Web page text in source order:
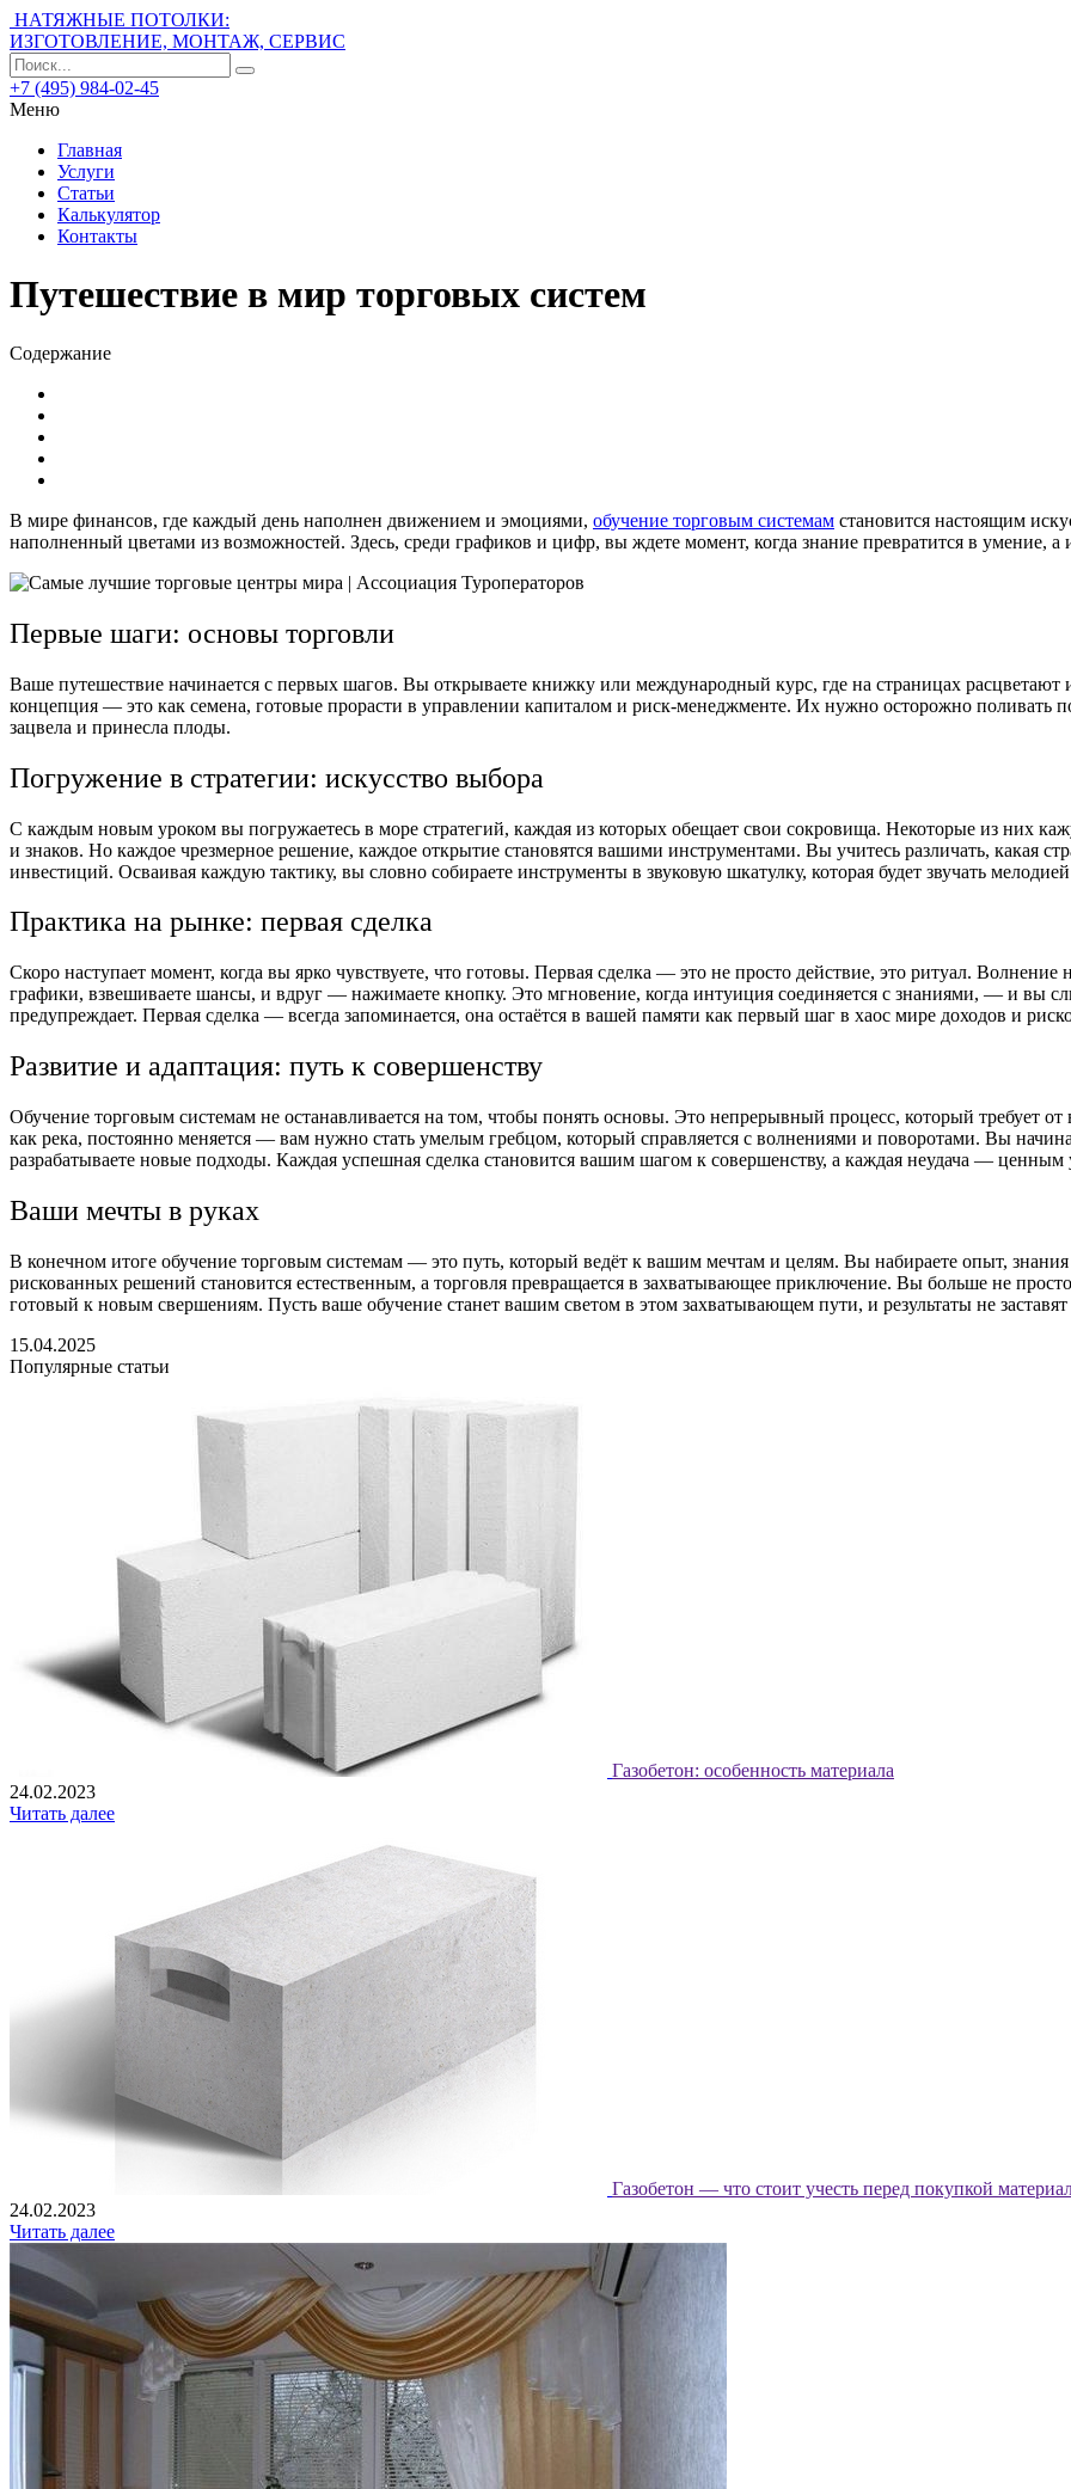
НАТЯЖНЫЕ ПОТОЛКИ:
ИЗГОТОВЛЕНИЕ, МОНТАЖ, СЕРВИС
+7 (495) 984-02-45
Меню
Главная
Услуги
Статьи
Калькулятор
Контакты
Путешествие в мир торговых систем
Содержание
В мире финансов, где каждый день наполнен движением и эмоциями, обучение торговым системам становится настоящим
наполненный цветами из возможностей. Здесь, среди графиков и цифр, вы ждете момент, когда знание превратится в умение,
Первые шаги: основы торговли
Ваше путешествие начинается с первых шагов. Вы открываете книжку или международный курс, где на страницах
концепция — это как семена, готовые прорасти в управлении капиталом и риск-менеджменте. Их нужно осторожно поливать
зацвела и принесла плоды.
Погружение в стратегии: искусство выбора
С каждым новым уроком вы погружаетесь в море стратегий, каждая из которых обещает свои сокровища. Некоторые из них
и знаков. Но каждое чрезмерное решение, каждое открытие становятся вашими инструментами. Вы учитесь различать, какая
инвестиций. Осваивая каждую тактику, вы словно собираете инструменты в звуковую шкатулку, которая будет звучать
Практика на рынке: первая сделка
Скоро наступает момент, когда вы ярко чувствуете, что готовы. Первая сделка — это не просто действие, это ритуал.
графики, взвешиваете шансы, и вдруг — нажимаете кнопку. Это мгновение, когда интуиция соединяется с знаниями, — и вы
предупреждает. Первая сделка — всегда запоминается, она остаётся в вашей памяти как первый шаг в хаос мире доходов и
Развитие и адаптация: путь к совершенству
Обучение торговым системам не останавливается на том, чтобы понять основы. Это непрерывный процесс, который требует
как река, постоянно меняется — вам нужно стать умелым гребцом, который справляется с волнениями и поворотами. Вы
разрабатываете новые подходы. Каждая успешная сделка становится вашим шагом к совершенству, а каждая неудача — ценным
Ваши мечты в руках
В конечном итоге обучение торговым системам — это путь, который ведёт к вашим мечтам и целям. Вы набираете опыт, знания
рискованных решений становится естественным, а торговля превращается в захватывающее приключение. Вы больше не
готовый к новым свершениям. Пусть ваше обучение станет вашим светом в этом захватывающем пути, и результаты не заставят
15.04.2025
Популярные статьи
Газобетон: особенность материала
24.02.2023
Читать далее
Газобетон — что стоит учесть перед покупкой
24.02.2023
Читать далее